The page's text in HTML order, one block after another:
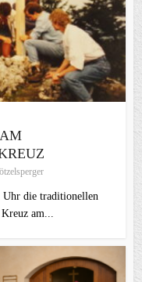
Uhr die traditionellen
am...